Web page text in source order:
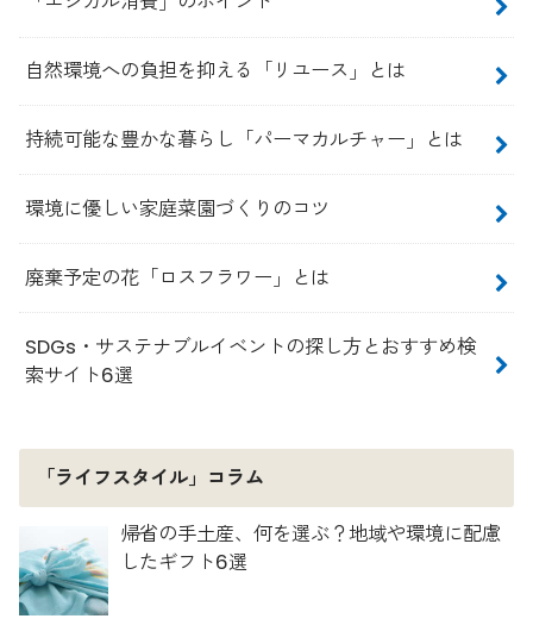
自然環境への負担を抑える「リユース」とは
持続可能な豊かな暮らし「パーマカルチャー」とは
環境に優しい家庭菜園づくりのコツ
廃棄予定の花「ロスフラワー」とは
SDGs・サステナブルイベントの探し方とおすすめ検
索サイト6選
「ライフスタイル」コラム
帰省の手土産、何を選ぶ？地域や環境に配慮
したギフト6選